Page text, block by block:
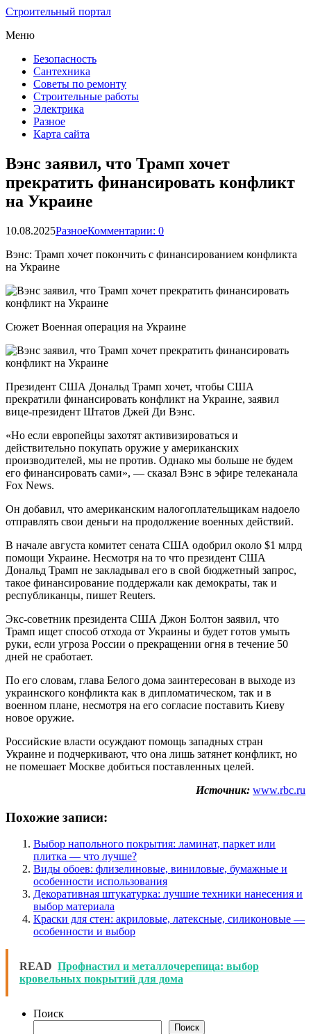
Строительный портал
Меню
Безопасность
Сантехника
Советы по ремонту
Строительные работы
Электрика
Разное
Карта сайта
Вэнс заявил, что Трамп хочет
прекратить финансировать конфликт
на Украине
10.08.2025РазноеКомментарии: 0
Вэнс: Трамп хочет покончить с финансированием конфликта
на Украине
Сюжет Военная операция на Украине
Президент США Дональд Трамп хочет, чтобы США
прекратили финансировать конфликт на Украине, заявил
вице-президент Штатов Джей Ди Вэнс.
«Но если европейцы захотят активизироваться и
действительно покупать оружие у американских
производителей, мы не против. Однако мы больше не будем
его финансировать сами», — сказал Вэнс в эфире телеканала
Fox News.
Он добавил, что американским налогоплательщикам надоело
отправлять свои деньги на продолжение военных действий.
В начале августа комитет cената США одобрил около $1 млрд
помощи Украине. Несмотря на то что президент США
Дональд Трамп не закладывал его в свой бюджетный запрос,
такое финансирование поддержали как демократы, так и
республиканцы, пишет Reuters.
Экс-советник президента США Джон Болтон заявил, что
Трамп ищет способ отхода от Украины и будет готов умыть
руки, если угроза России о прекращении огня в течение 50
дней не сработает.
По его словам, глава Белого дома заинтересован в выходе из
украинского конфликта как в дипломатическом, так и в
военном плане, несмотря на его согласие поставить Киеву
новое оружие.
Российские власти осуждают помощь западных стран
Украине и подчеркивают, что она лишь затянет конфликт, но
не помешает Москве добиться поставленных целей.
Источник: www.rbc.ru
Похожие записи:
Выбор напольного покрытия: ламинат, паркет или
плитка — что лучше?
Виды обоев: флизелиновые, виниловые, бумажные и
особенности использования
Декоративная штукатурка: лучшие техники нанесения и
выбор материала
Краски для стен: акриловые, латексные, силиконовые —
особенности и выбор
READ Профнастил и металлочерепица: выбор
кровельных покрытий для дома
Поиск
Поиск